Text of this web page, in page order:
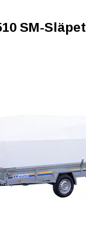
SM-Släpet